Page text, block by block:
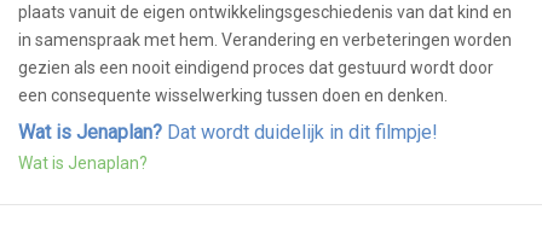
plaats vanuit de eigen ontwikkelingsgeschiedenis van dat kind en
in samenspraak met hem. Verandering en verbeteringen worden
gezien als een nooit eindigend proces dat gestuurd wordt door
een consequente wisselwerking tussen doen en denken.
Wat is Jenaplan? Dat wordt duidelijk in dit filmpje!
Wat is Jenaplan?